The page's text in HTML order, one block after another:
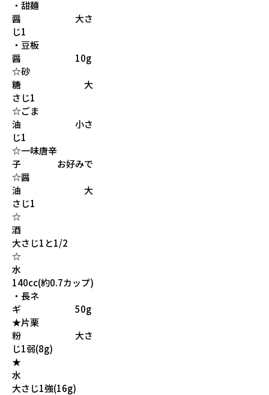
・甜麺
醤 大さ
じ1
・豆板
醤 10g
☆砂
糖 大
さじ1
☆ごま
油 小さ
じ1
☆一味唐辛
子 お好みで
☆醤
油 大
さじ1
☆
酒
大さじ1と1/2
☆
水
140cc(約0.7カップ)
・長ネ
ギ 50g
★片栗
粉 大さ
じ1弱(8g)
★
水
大さじ1強(16g)